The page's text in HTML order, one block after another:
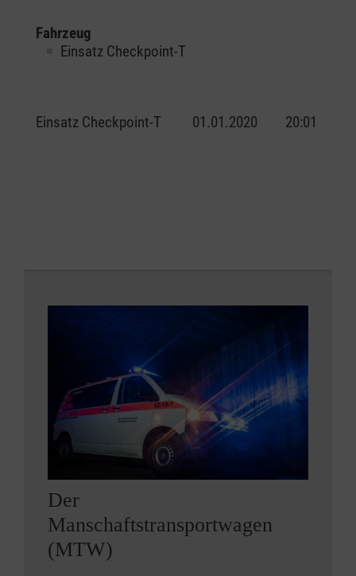
Fahrzeug
Einsatz Checkpoint-T
Einsatz Checkpoint-T 01.01.2020 20:01
Der
Manschaftstransportwagen
(MTW)